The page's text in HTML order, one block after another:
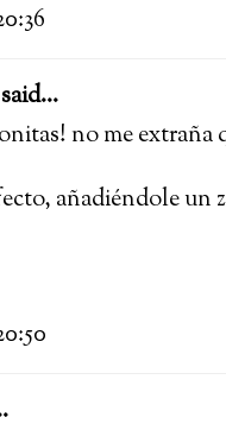
said...
no me extraña
añadiéndole un